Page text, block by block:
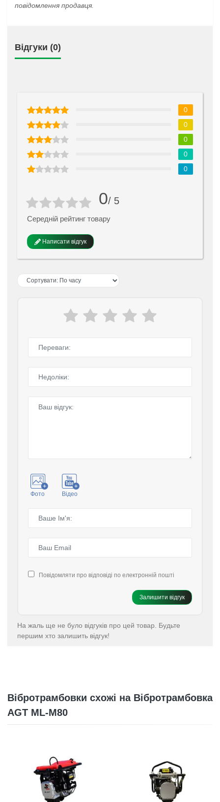
повідомлення продавця.
Відгуки (0)
0/ 5
Середній рейтинг товару
Написати відгук
0
0
0
0
0
Фото Відео
Повідомляти про відповіді по електронній пошті
Залишити відгук
На жаль ще не було відгуків про цей товар. Будьте
першим хто залишить відгук!
Вібротрамбовки схожі на Вібротрамбовка
AGT ML-M80